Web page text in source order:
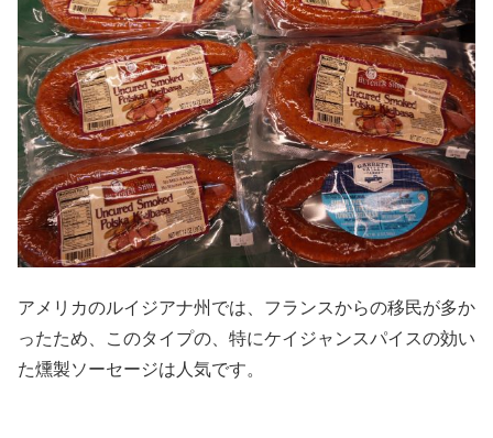
アメリカのルイジアナ州では、フランスからの移民が多か
ったため、このタイプの、特にケイジャンスパイスの効い
た燻製ソーセージは人気です。